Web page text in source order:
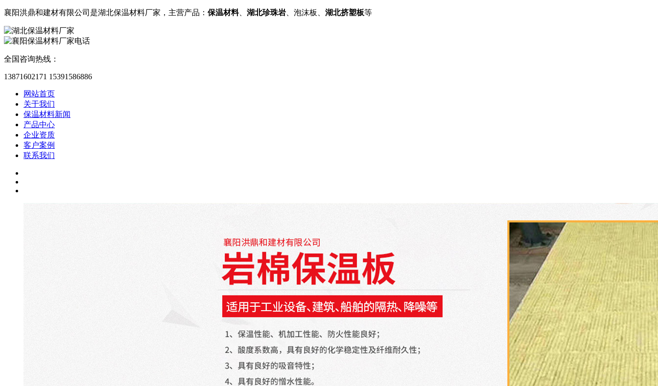
襄阳洪鼎和建材有限公司是湖北保温材料厂家，主营产品： 保温材料、 湖北珍珠岩 、泡沫板、 湖北挤塑板等
全国咨询热线：
13871602171 15391586886
网站首页
关于我们
保温材料新闻
产品中心
企业资质
客户案例
联系我们